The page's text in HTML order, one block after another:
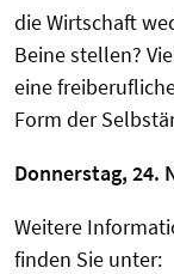
die Wirtschaft
Beine stellen?
eine
Form der
Donnerstag, 24.
Weitere
finden Sie unter: